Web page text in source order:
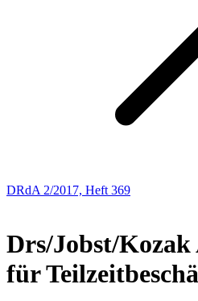
DRdA 2/2017, Heft 369
Drs/Jobst/Kozak
für